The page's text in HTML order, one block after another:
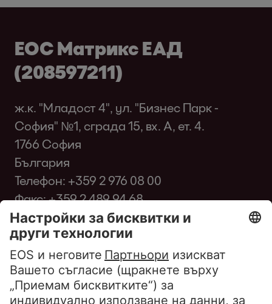
ЕОС Матрикс ЕАД
(208597211)
ж.к. "Младост 4", ул. "Бизнес Парк -
София" №1, сграда 15, вх. A, ет. 4.
1766 София
България
Телефон: +359 2 976 08 00
Факс: +359 2 489 94 68
infobg@eos-matrix.bg
FAQ